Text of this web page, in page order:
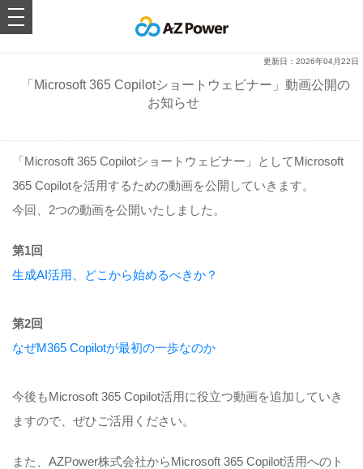
toggle
「Microsoft 365 Copilotショートウェビナー」動画公開の
お知らせ
更新日：2026年04月22日
「Microsoft 365 Copilotショートウェビナー」としてMicrosoft
365 Copilotを活用するための動画を公開していきます。
今回、2つの動画を公開いたしました。
第1回
生成AI活用、どこから始めるべきか？
第2回
なぜM365 Copilotが最初の一歩なのか
今後もMicrosoft 365 Copilot活用に役立つ動画を追加していき
ますので、ぜひご活用ください。
また、AZPower株式会社からMicrosoft 365 Copilot活用へのト